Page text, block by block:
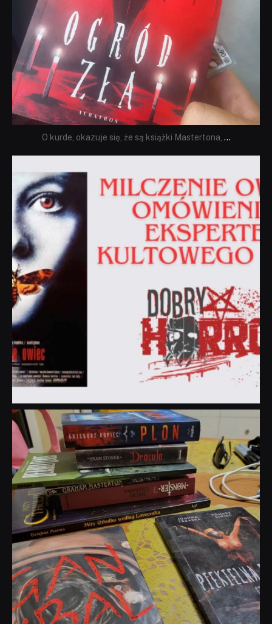
O kurde, okazuje się, że są książki Mastertona, ...
dobryhorror
Lip 31